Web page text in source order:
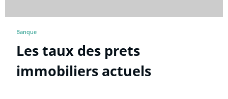
Banque
Les taux des prets
immobiliers actuels